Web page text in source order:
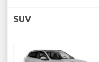
SUV